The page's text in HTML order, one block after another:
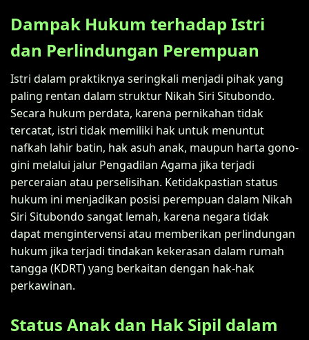
Dampak Hukum terhadap Istri
dan Perlindungan Perempuan
Istri dalam praktiknya seringkali menjadi pihak yang
paling rentan dalam struktur Nikah Siri Situbondo.
Secara hukum perdata, karena pernikahan tidak
tercatat, istri tidak memiliki hak untuk menuntut
nafkah lahir batin, hak asuh anak, maupun harta gono-
gini melalui jalur Pengadilan Agama jika terjadi
perceraian atau perselisihan. Ketidakpastian status
hukum ini menjadikan posisi perempuan dalam Nikah
Siri Situbondo sangat lemah, karena negara tidak
dapat mengintervensi atau memberikan perlindungan
hukum jika terjadi tindakan kekerasan dalam rumah
tangga (KDRT) yang berkaitan dengan hak-hak
perkawinan.
Status Anak dan Hak Sipil dalam